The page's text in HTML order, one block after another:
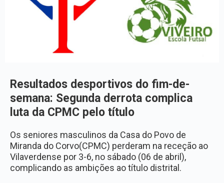
Resultados desportivos do fim-de-
semana: Segunda derrota complica
luta da CPMC pelo título
Os seniores masculinos da Casa do Povo de
Miranda do Corvo(CPMC) perderam na receção ao
Vilaverdense por 3-6, no sábado (06 de abril),
complicando as ambições ao título distrital.